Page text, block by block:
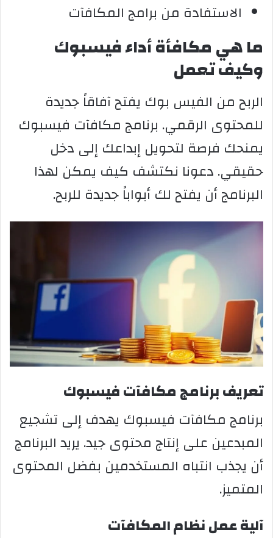
الاستفادة من برامج المكافآت
ما هي مكافأة أداء فيسبوك
وكيف تعمل
الربح من الفيس بوك يفتح آفاقاً جديدة
للمحتوى الرقمي. برنامج مكافآت فيسبوك
يمنحك فرصة لتحويل إبداعك إلى دخل
حقيقي. دعونا نكتشف كيف يمكن لهذا
البرنامج أن يفتح لك أبواباً جديدة للربح.
تعريف برنامج مكافآت فيسبوك
برنامج مكافآت فيسبوك يهدف إلى تشجيع
المبدعين على إنتاج محتوى جيد. يريد البرنامج
أن يجذب انتباه المستخدمين بفضل المحتوى
المتميز.
آلية عمل نظام المكافآت